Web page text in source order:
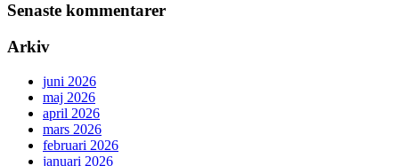
Senaste kommentarer
Arkiv
juni 2026
maj 2026
april 2026
mars 2026
februari 2026
januari 2026